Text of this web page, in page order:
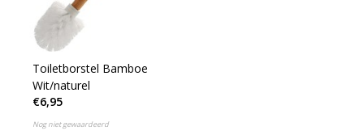
Toiletborstel Bamboe
Wit/naturel
€6,95
Nog niet gewaardeerd